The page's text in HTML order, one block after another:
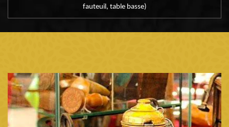
fauteuil, table basse)